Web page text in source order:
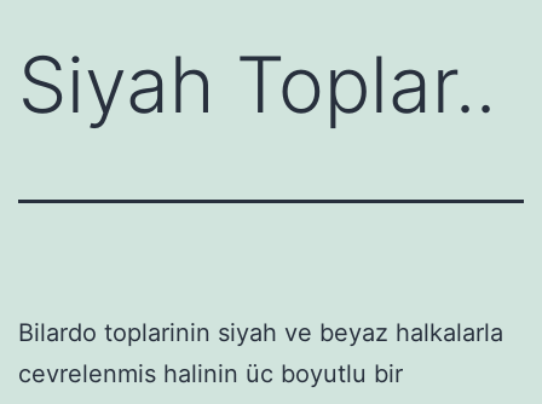
Siyah Toplar..
Bilardo toplarinin siyah ve beyaz halkalarla
cevrelenmis halinin üc boyutlu bir